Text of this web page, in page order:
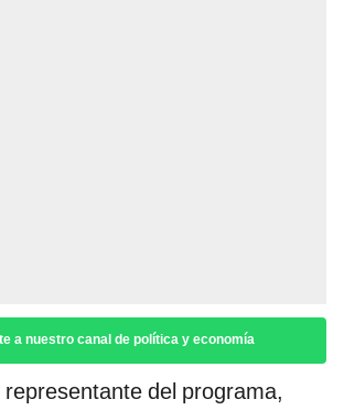
a nuestro canal de política y economía
del programa,